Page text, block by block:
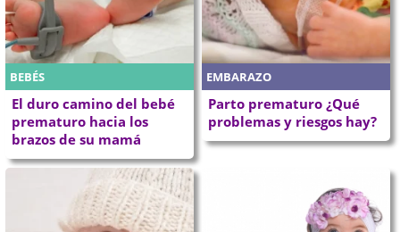
BEBÉS
El duro camino del bebé
prematuro hacia los
brazos de su mamá
EMBARAZO
Parto prematuro ¿Qué
problemas y riesgos hay?